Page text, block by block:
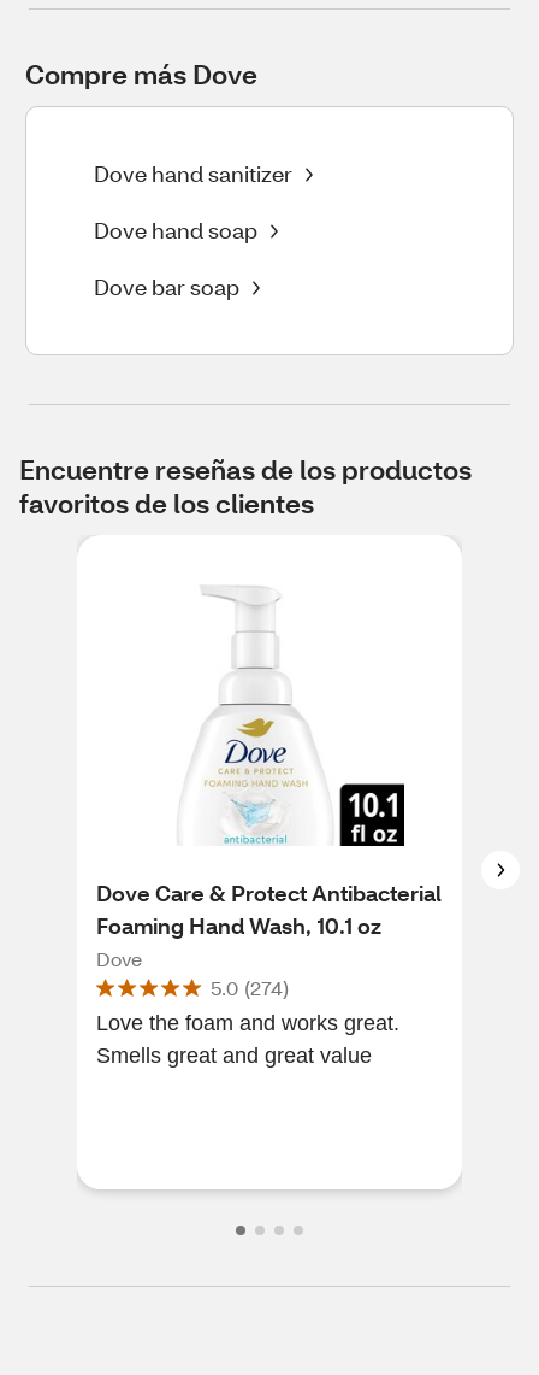
Compre más Dove
Dove hand sanitizer
Dove hand soap
Dove bar soap
Encuentre reseñas de los productos
favoritos de los clientes
Dove Care & Protect Antibacterial
Foaming Hand Wash, 10.1 oz
Dove
5.0 (274)
Love the foam and works great.
Smells great and great value